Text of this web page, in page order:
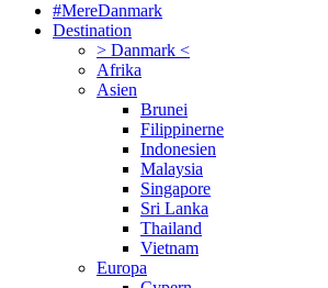
#MereDanmark
Destination
> Danmark <
Afrika
Asien
Brunei
Filippinerne
Indonesien
Malaysia
Singapore
Sri Lanka
Thailand
Vietnam
Europa